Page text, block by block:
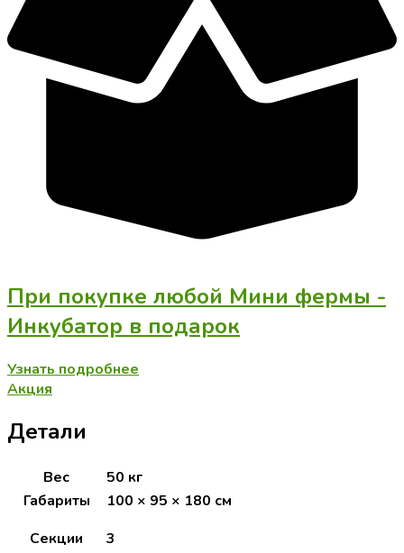
При покупке любой Мини фермы -
Инкубатор в подарок
Узнать подробнее
Акция
Детали
Вес
50 кг
Габариты
100 × 95 × 180 см
Секции
3